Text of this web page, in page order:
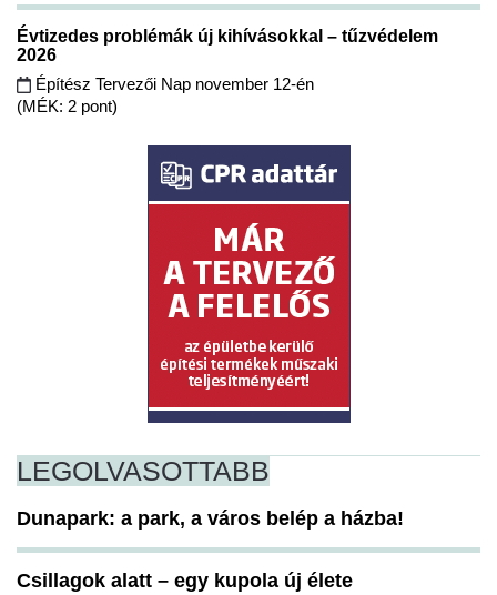
Évtizedes problémák új kihívásokkal – tűzvédelem
2026
Építész Tervezői Nap november 12-én
(MÉK: 2 pont)
LEGOLVASOTTABB
Dunapark: a park, a város belép a házba!
Csillagok alatt – egy kupola új élete